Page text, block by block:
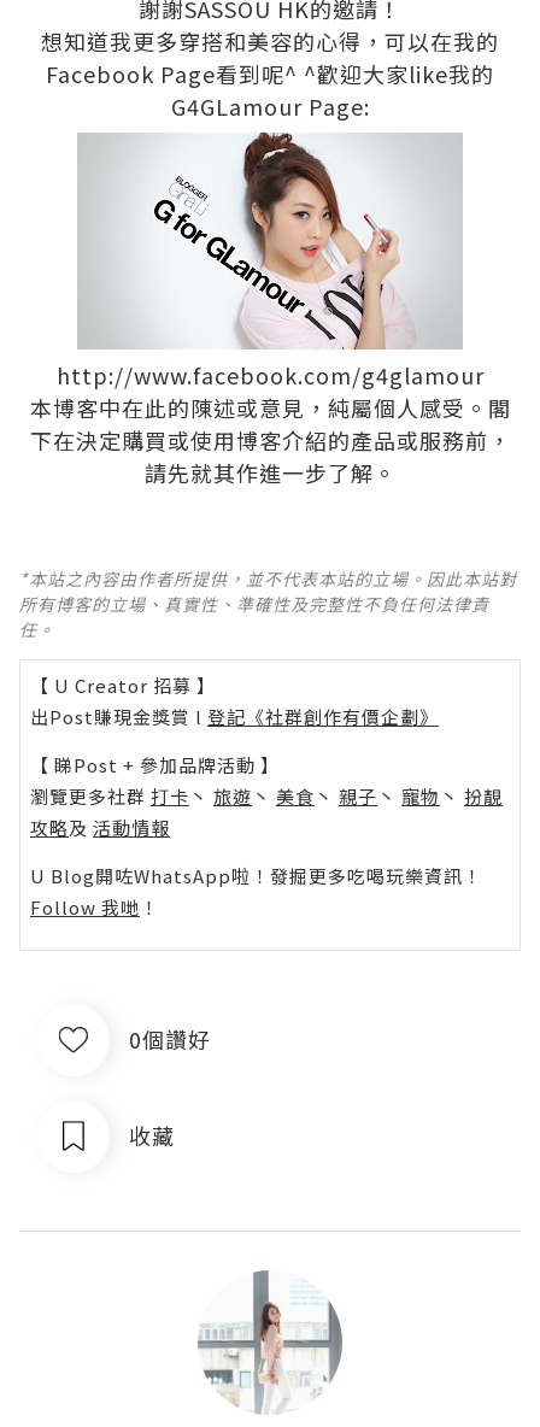
謝謝SASSOU HK的邀請！
想知道我更多穿搭和美容的心得，可以在我的
Facebook Page看到呢^ ^歡迎大家like我的
G4GLamour Page:
http://www.facebook.com/g4glamour
本博客中在此的陳述或意見，純屬個人感受。閣
下在決定購買或使用博客介紹的產品或服務前，
請先就其作進一步了解。
*本站之內容由作者所提供，並不代表本站的立場。因此本站對
所有博客的立場、真實性、準確性及完整性不負任何法律責
任。
【 U Creator 招募 】
出Post賺現金獎賞 l 登記《社群創作有價企劃》
【 睇Post + 參加品牌活動 】
瀏覽更多社群 打卡 丶 旅遊 丶 美食 丶 親子 丶 寵物 丶 扮靚
攻略及 活動情報
U Blog開咗WhatsApp啦！發掘更多吃喝玩樂資訊！
Follow 我哋 ！
0個讚好
收藏